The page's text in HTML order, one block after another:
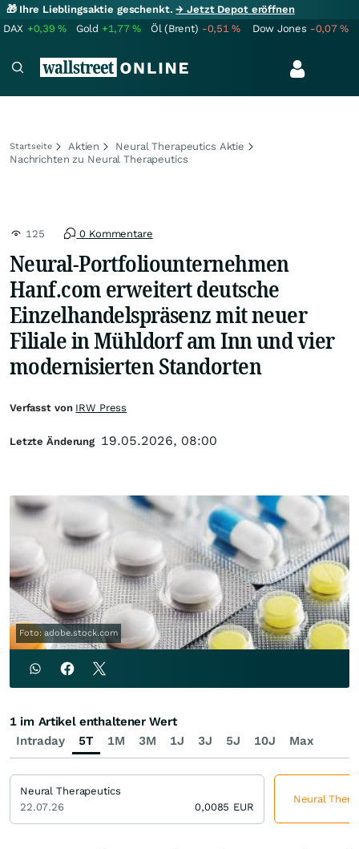
🎁 Ihre Lieblingsaktie geschenkt.→ Jetzt Depot eröffnen
DAX +0,39% Gold +1,77% Öl (Brent) -0,51% Dow Jones -0,07%
Startseite Aktien
Neural Therapeutics Aktie
Nachrichten zu Neural Therapeutics
125 0 Kommentare
Neural-Portfoliounternehmen
Hanf.com erweitert deutsche
Einzelhandelspräsenz mit neuer
Filiale in Mühldorf am Inn und vier
modernisierten Standorten
Foto: adobe.stock.com
Verfasst von IRW Press
Letzte Änderung 19.05.2026, 08:00
Intraday 5T 1M 3M 1J 3J 5J 10J Max
1 im Artikel enthaltener Wert
Neural Therapeutics
22.07.26
0,0085 EUR
Neural